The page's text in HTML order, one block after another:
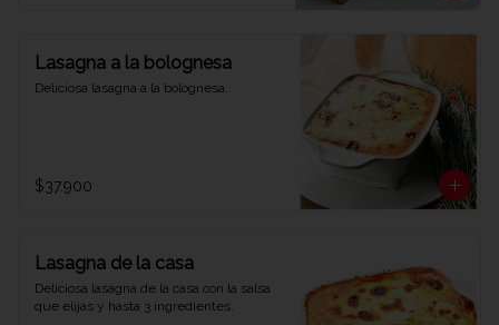
Lasagna a la bolognesa
Deliciosa lasagna a la bolognesa.
$37.900
Lasagna de la casa
Deliciosa lasagna de la casa con la salsa
que elijas y hasta 3 ingredientes.